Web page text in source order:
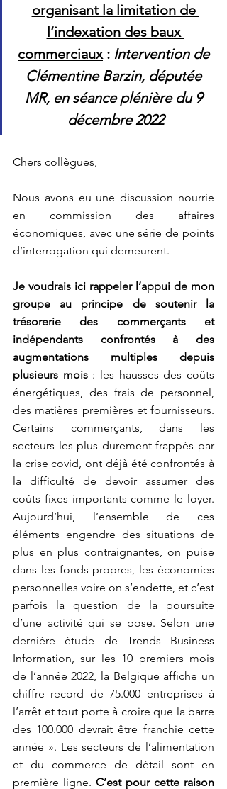
organisant la limitation de
l’indexation des baux
commerciaux : Intervention de
Clémentine Barzin, députée
MR, en séance plénière du 9
décembre 2022
Chers collègues,
Nous avons eu une discussion nourrie
en commission des affaires
économiques, avec une série de points
d’interrogation qui demeurent.
Je voudrais ici rappeler l’appui de mon
groupe au principe de soutenir la
trésorerie des commerçants et
indépendants confrontés à des
augmentations multiples depuis
plusieurs mois : les hausses des coûts
énergétiques, des frais de personnel,
des matières premières et fournisseurs.
Certains commerçants, dans les
secteurs les plus durement frappés par
la crise covid, ont déjà été confrontés à
la difficulté de devoir assumer des
coûts fixes importants comme le loyer.
Aujourd’hui, l’ensemble de ces
éléments engendre des situations de
plus en plus contraignantes, on puise
dans les fonds propres, les économies
personnelles voire on s’endette, et c’est
parfois la question de la poursuite
d’une activité qui se pose. Selon une
dernière étude de Trends Business
Information, sur les 10 premiers mois
de l’année 2022, la Belgique affiche un
chiffre record de 75.000 entreprises à
l’arrêt et tout porte à croire que la barre
des 100.000 devrait être franchie cette
année ». Les secteurs de l’alimentation
et du commerce de détail sont en
première ligne. C’est pour cette raison